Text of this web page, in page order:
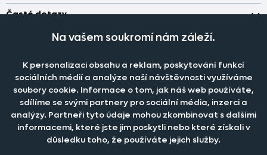
Staňte se členem klubu Dante.cz
Objevte slevy pro členy, získejte akční nabídky, novinky, tipy a
Doprava a platba
Obchodní podmínky
Nastavení cookies
Katalog zdarma
Časté dotazy
Jak změřit okno pro nákup záclon?
Jak prát záclony a závěsy?
Jak prát povlečení a prostěradla?
Informace o materiálech
Šití záclon a závěsů
PRODEJNÍ ODDĚLENÍ - TELEFONICKY
po-pá 7:30 - 16:00
Tel.:777 111 818
e-mail:dotazy@dante.cz
reklamace:reklamace@dante.cz
Na vašem soukromí nám záleží.
K personalizaci obsahu a reklam, poskytování funkcí
sociálních médií a analýze naší návštěvnosti využíváme
soubory cookie. Informace o tom, jak náš web používáte,
sdílíme se svými partnery pro sociální média, inzerci a
analýzy. Partneři tyto údaje mohou zkombinovat s dalšími
informacemi, které jste jim poskytli nebo které získali v
důsledku toho, že používáte jejich služby.